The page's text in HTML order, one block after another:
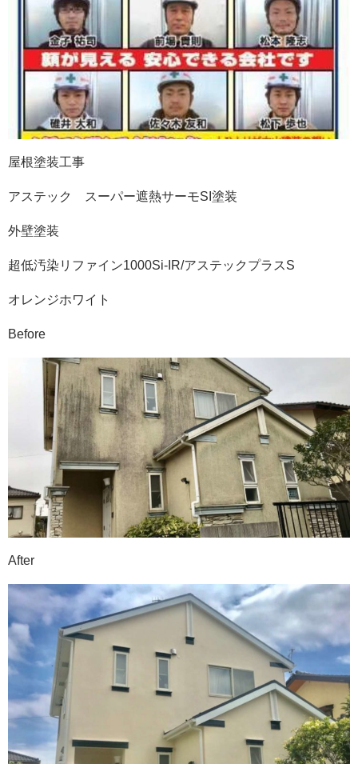
屋根塗装工事
アステック スーパー遮熱サーモSI塗装
外壁塗装
超低汚染リファイン1000Si-IR/アステックプラスS
オレンジホワイト
Before
After